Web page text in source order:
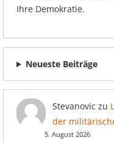
Ihre Demokratie.
Neueste Beiträge
Stevanovic zu
der
5. August 2026